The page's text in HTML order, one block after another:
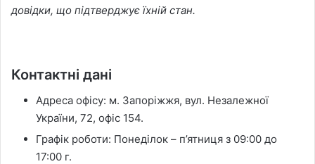
довідки, що підтверджує їхній стан.
Контактні дані
Адреса офісу: м. Запоріжжя, вул. Незалежної
України, 72, офіс 154.
Графік роботи: Понеділок – п’ятниця з 09:00 до
17:00 г.